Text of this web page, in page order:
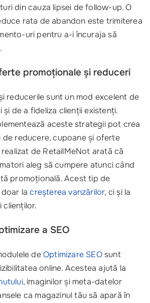
din cauza lipsei de follow-up. O
rata de abandon este trimiterea
uri pentru a-i încuraja să
promoționale și reduceri
reducerile sunt un mod excelent de
de a fideliza clienții existenți.
aceste strategii pot crea
reducere, cupoane și oferte
de RetailMeNot arată că
aleg să cumpere atunci când
promoțională. Acest tip de
doar lacreșterea vanzărilor, ci și la
clienților.
a SEO
deOptimizare SEOsunt
online. Acestea ajută la
, imaginilor și meta-datelor
ca magazinul tău să apară în